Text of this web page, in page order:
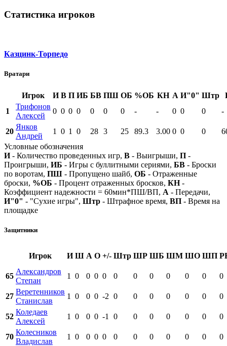
Статистика игроков
Казцинк-Торпедо
Вратари
Игрок И В П ИБ БВ ПШ ОБ %ОБ КН А И"0" Штр
1
Трифонов
Алексей
0 0 0 0 0 0 0 - - 0 0 0 -
20
Янков
Андрей
1 0 1 0 28 3 25 89.3 3.00 0 0 0
Условные обозначения
И- Количество проведенных игр, В - Выигрыши, П -
Проигрыши, ИБ - Игры с буллитными сериями, БВ - Броски
по воротам, ПШ - Пропущено шайб, ОБ - Отраженные
броски, %ОБ - Процент отраженных бросков, КН-
Коэффициент надежности = 60мин*ПШ/ВП, А - Передачи,
И"0" - "Сухие игры", Штр - Штрафное время, ВП - Время на
площадке
Защитники
Игрок И Ш А О +/- Штр ШР ШБ ШМ ШО ШП
65
Александров
Степан
1 0 0 0 0 0 0 0 0 0 0 0
27
Веретенников
Станислав
1 0 0 0 -2 0 0 0 0 0 0 0
52
Коледаев
Алексей
1 0 0 0 -1 0 0 0 0 0 0 0
70
Колесников
Владислав
1 0 0 0 0 0 0 0 0 0 0 0